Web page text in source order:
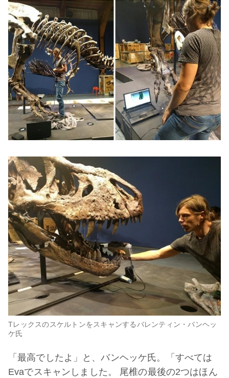
Tレックスのスケルトンをスキャンするバレンティン・バンヘッ
ケ氏
「最高でしたよ」と、バンヘッケ氏。「すべては
Evaでスキャンしました。 尾椎の最後の2つはほん